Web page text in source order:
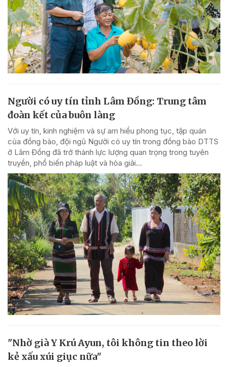
Người có uy tín tỉnh Lâm Đồng: Trung tâm
đoàn kết của buôn làng
Với uy tín, kinh nghiệm và sự am hiểu phong tục, tập quán
của đồng bào, đội ngũ Người có uy tín trong đồng bào DTTS
ở Lâm Đồng đã trở thành lực lượng quan trọng trong tuyên
truyền, phổ biến pháp luật và hòa giải...
"Nhờ già Y Krú Ayun, tôi không tin theo lời
kẻ xấu xúi giục nữa"